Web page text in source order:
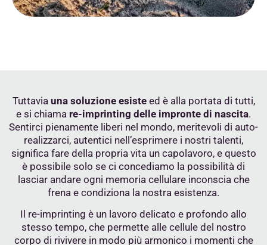
Tuttavia una soluzione esisteed è alla portata di tutti,
e si chiama re-imprinting delle impronte di nascita.
Sentirci pienamente liberi nel mondo, meritevoli di auto-
realizzarci, autentici nell’esprimere i nostri talenti,
significa fare della propria vita un capolavoro, e questo
è possibile solo se ci concediamo la possibilità di
lasciar andare ogni memoria cellulare inconscia che
frena e condiziona la nostra esistenza.
Il re-imprinting è un lavoro delicato e profondo allo
stesso tempo, che permette alle cellule del nostro
corpo di rivivere in modo più armonico i momenti che